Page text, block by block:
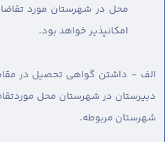
محل در شهرستان مورد
امکانپذیر خواهد بود.
الف - داشتن گواهی تحصیل در
دبیرستان در شهرستان محل
شهرستان مربوطه.